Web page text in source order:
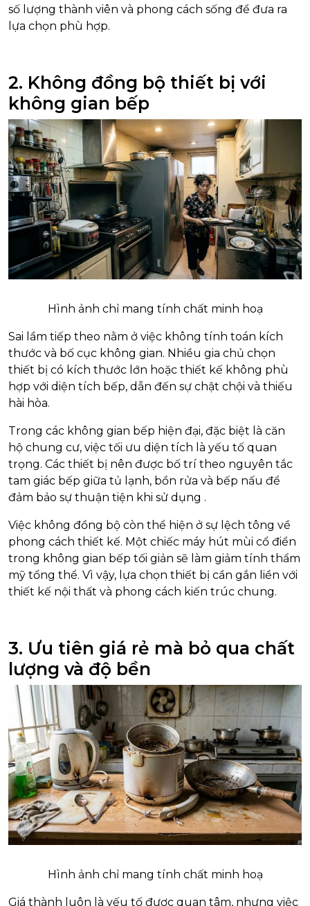
số lượng thành viên và phong cách sống để đưa ra
lựa chọn phù hợp.
2. Không đồng bộ thiết bị với
không gian bếp
Hình ảnh chỉ mang tính chất minh hoạ
Sai lầm tiếp theo nằm ở việc không tính toán kích
thước và bố cục không gian. Nhiều gia chủ chọn
thiết bị có kích thước lớn hoặc thiết kế không phù
hợp với diện tích bếp, dẫn đến sự chật chội và thiếu
hài hòa.
Trong các không gian bếp hiện đại, đặc biệt là căn
hộ chung cư, việc tối ưu diện tích là yếu tố quan
trọng. Các thiết bị nên được bố trí theo nguyên tắc
tam giác bếp giữa tủ lạnh, bồn rửa và bếp nấu để
đảm bảo sự thuận tiện khi sử dụng .
Việc không đồng bộ còn thể hiện ở sự lệch tông về
phong cách thiết kế. Một chiếc máy hút mùi cổ điển
trong không gian bếp tối giản sẽ làm giảm tính thẩm
mỹ tổng thể. Vì vậy, lựa chọn thiết bị cần gắn liền với
thiết kế nội thất và phong cách kiến trúc chung.
3. Ưu tiên giá rẻ mà bỏ qua chất
lượng và độ bền
Hình ảnh chỉ mang tính chất minh hoạ
Giá thành luôn là yếu tố được quan tâm, nhưng việc